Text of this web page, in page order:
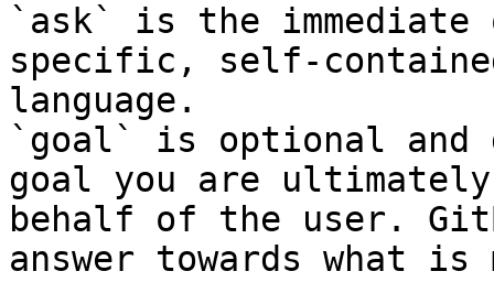
`ask` is the
specific, self-
language.
`goal` is optional and
goal you are
behalf of the user.
answer towards what